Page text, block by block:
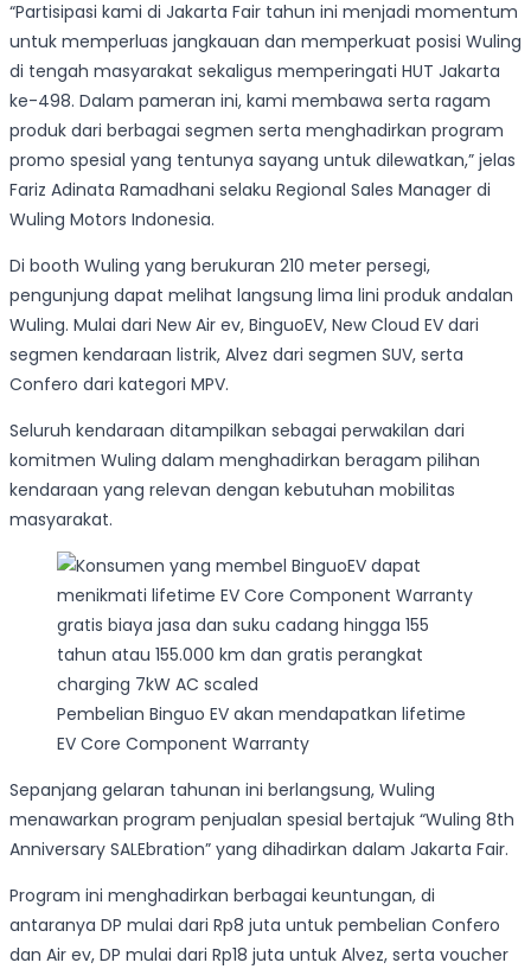
“Partisipasi kami di Jakarta Fair tahun ini menjadi momentum
untuk memperluas jangkauan dan memperkuat posisi Wuling
di tengah masyarakat sekaligus memperingati HUT Jakarta
ke-498. Dalam pameran ini, kami membawa serta ragam
produk dari berbagai segmen serta menghadirkan program
promo spesial yang tentunya sayang untuk dilewatkan,” jelas
Fariz Adinata Ramadhani selaku Regional Sales Manager di
Wuling Motors Indonesia.
Di booth Wuling yang berukuran 210 meter persegi,
pengunjung dapat melihat langsung lima lini produk andalan
Wuling. Mulai dari New Air ev, BinguoEV, New Cloud EV dari
segmen kendaraan listrik, Alvez dari segmen SUV, serta
Confero dari kategori MPV.
Seluruh kendaraan ditampilkan sebagai perwakilan dari
komitmen Wuling dalam menghadirkan beragam pilihan
kendaraan yang relevan dengan kebutuhan mobilitas
masyarakat.
Pembelian Binguo EV akan mendapatkan lifetime
EV Core Component Warranty
Sepanjang gelaran tahunan ini berlangsung, Wuling
menawarkan program penjualan spesial bertajuk “Wuling 8th
Anniversary SALEbration” yang dihadirkan dalam Jakarta Fair.
Program ini menghadirkan berbagai keuntungan, di
antaranya DP mulai dari Rp8 juta untuk pembelian Confero
dan Air ev, DP mulai dari Rp18 juta untuk Alvez, serta voucher